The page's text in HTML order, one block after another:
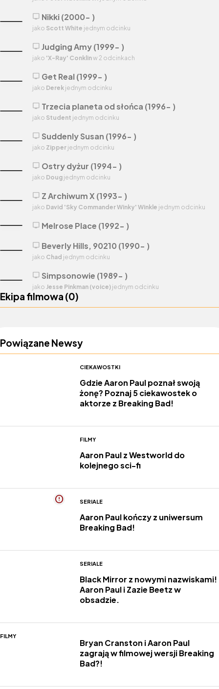
tv Judging Amy (1999- )
jako 'X-Ray' Conklinw 2 odcinkach
tv Beverly Hills, 90210 (1990- )
jako Chad jednym odcinku
tv Get Real (1999- )
jako Derek jednym odcinku
tv Z Archiwum X (1993- )
jako David 'Sky Commander Winky' Winkle jednym odcinku
tv Melrose Place (1992- )
tv Ostry dyżur (1994- )
jako Doug jednym odcinku
tv Nikki (2000- )
jako Scott White jednym odcinku
tv Trzecia planeta od słońca (1996- )
jako Student jednym odcinku
tv Suddenly Susan (1996- )
jako Zipper jednym odcinku
tv Simpsonowie (1989- )
jako Jesse Pinkman (voice) jednym odcinku
Ekipa filmowa (0)
Powiązane Newsy
CIEKAWOSTKI
Gdzie Aaron Paul poznał swoją
żonę? Poznaj 5 ciekawostek o
aktorze z Breaking Bad!
FILMY
Aaron Paul z Westworld do
kolejnego sci-fi
SERIALE
Aaron Paul kończy z uniwersum
Breaking Bad!
SERIALE
Black Mirror z nowymi nazwiskami!
Aaron Paul i Zazie Beetz w
obsadzie.
FILMY
Bryan Cranston i Aaron Paul
zagrają w filmowej wersji Breaking
Bad?!